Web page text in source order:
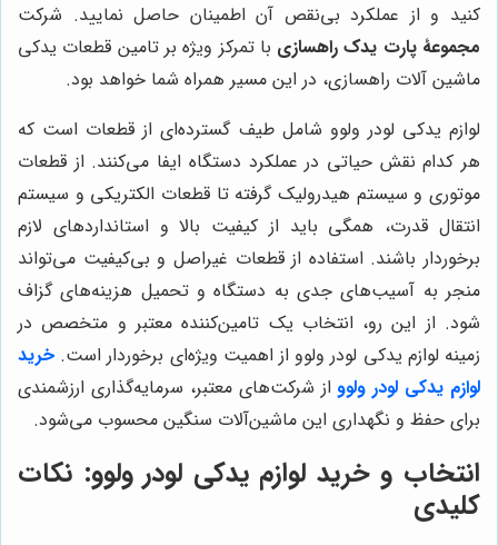
کنید و از عملکرد بی‌نقص آن اطمینان حاصل نمایید. شرکت
مجموعۀ پارت یدک راهسازی با تمرکز ویژه بر تامین قطعات یدکی
ماشین آلات راهسازی، در این مسیر همراه شما خواهد بود.
لوازم یدکی لودر ولوو شامل طیف گسترده‌ای از قطعات است که
هر کدام نقش حیاتی در عملکرد دستگاه ایفا می‌کنند. از قطعات
موتوری و سیستم هیدرولیک گرفته تا قطعات الکتریکی و سیستم
انتقال قدرت، همگی باید از کیفیت بالا و استانداردهای لازم
برخوردار باشند. استفاده از قطعات غیراصل و بی‌کیفیت می‌تواند
منجر به آسیب‌های جدی به دستگاه و تحمیل هزینه‌های گزاف
شود. از این رو، انتخاب یک تامین‌کننده معتبر و متخصص در
زمینه لوازم یدکی لودر ولوو از اهمیت ویژه‌ای برخوردار است. خرید
لوازم یدکی لودر ولوواز شرکت‌های معتبر، سرمایه‌گذاری ارزشمندی
برای حفظ و نگهداری این ماشین‌آلات سنگین محسوب می‌شود.
انتخاب و خرید لوازم یدکی لودر ولوو: نکات
کلیدی